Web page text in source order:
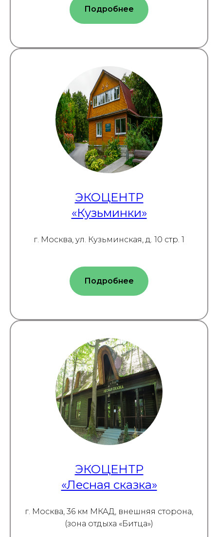
Подробнее
ЭКОЦЕНТР
«Кузьминки»
г. Москва, ул. Кузьминская, д. 10 стр. 1
Подробнее
ЭКОЦЕНТР
«Лесная сказка»
г. Москва, 36 км МКАД, внешняя сторона,
(зона отдыха «Битца»)